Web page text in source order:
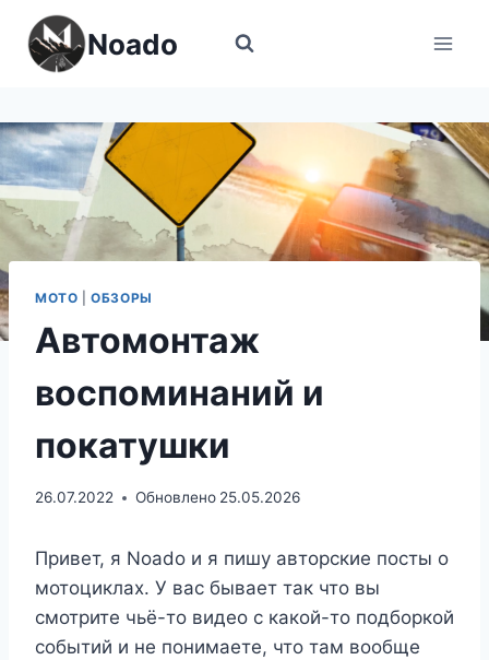
Перейти
содержимому
Noado
МОТО |ОБЗОРЫ
Автомонтаж
воспоминаний и
покатушки
26.07.2022 Обновлено 25.05.2026
Привет, я Noado и я пишу авторские посты о
мотоциклах. У вас бывает так что вы
смотрите чьё-то видео с какой-то подборкой
событий и не понимаете, что там вообще